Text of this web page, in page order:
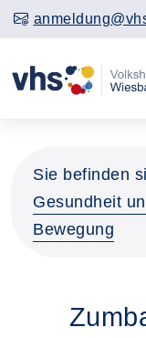
Sie befinden
Gesundheit
Bewegung